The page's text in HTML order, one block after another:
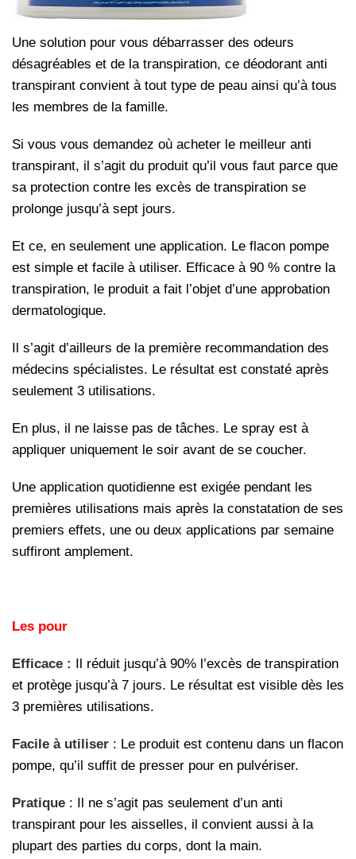
Une solution pour vous débarrasser des odeurs
désagréables et de la transpiration, ce déodorant anti
transpirant convient à tout type de peau ainsi qu’à tous
les membres de la famille.
Si vous vous demandez où acheter le meilleur anti
transpirant, il s’agit du produit qu’il vous faut parce que
sa protection contre les excès de transpiration se
prolonge jusqu’à sept jours.
Et ce, en seulement une application. Le flacon pompe
est simple et facile à utiliser. Efficace à 90 % contre la
transpiration, le produit a fait l’objet d’une approbation
dermatologique.
Il s’agit d’ailleurs de la première recommandation des
médecins spécialistes. Le résultat est constaté après
seulement 3 utilisations.
En plus, il ne laisse pas de tâches. Le spray est à
appliquer uniquement le soir avant de se coucher.
Une application quotidienne est exigée pendant les
premières utilisations mais après la constatation de ses
premiers effets, une ou deux applications par semaine
suffiront amplement.
Les pour
Efficace : Il réduit jusqu’à 90% l’excès de transpiration
et protège jusqu’à 7 jours. Le résultat est visible dès les
3 premières utilisations.
Facile à utiliser : Le produit est contenu dans un flacon
pompe, qu’il suffit de presser pour en pulvériser.
Pratique : Il ne s’agit pas seulement d’un anti
transpirant pour les aisselles, il convient aussi à la
plupart des parties du corps, dont la main.